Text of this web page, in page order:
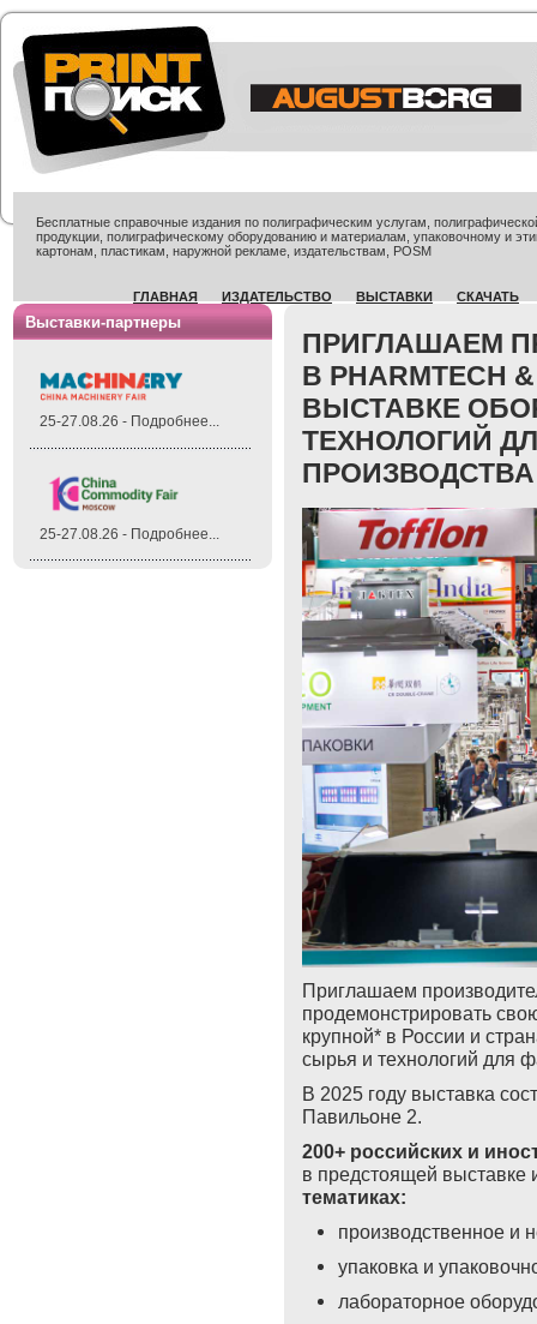
Бесплатные справочные издания по полиграфическим услугам,
продукции, полиграфическому оборудованию и материалам, упаковочному и
картонам, пластикам, наружной рекламе, издательствам, POSM
ГЛАВНАЯ ИЗДАТЕЛЬСТВО ВЫСТАВКИ СКАЧАТЬ
Выставки-партнеры
25-27.08.26 - Подробнее...
25-27.08.26 - Подробнее...
ПРИГЛАШАЕМ
В PHARMTECH
ВЫСТАВКЕ
ТЕХНОЛОГИЙ
Приглашаем
продемонстрировать
крупной* в России и
сырья и технологий для
В 2025 году выставка
Павильоне 2.
200+ российских и
в предстоящей
тематиках:
производственное и
упаковка и
лабораторное